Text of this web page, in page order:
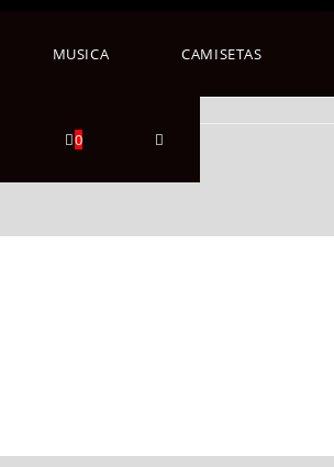
MUSICA CAMISETAS
0